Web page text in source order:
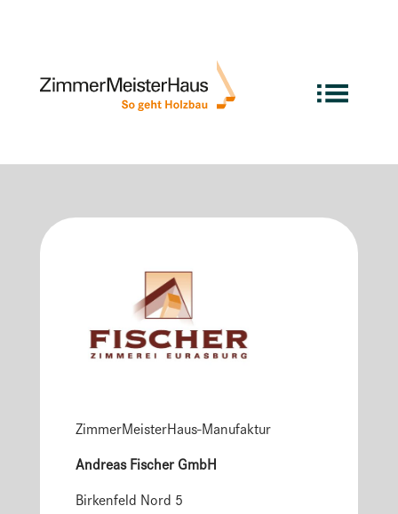
Deine exzellente Manufaktur
ganz in der Nähe …
ZimmerMeisterHaus-Manufaktur
Andreas Fischer GmbH
Birkenfeld Nord 5